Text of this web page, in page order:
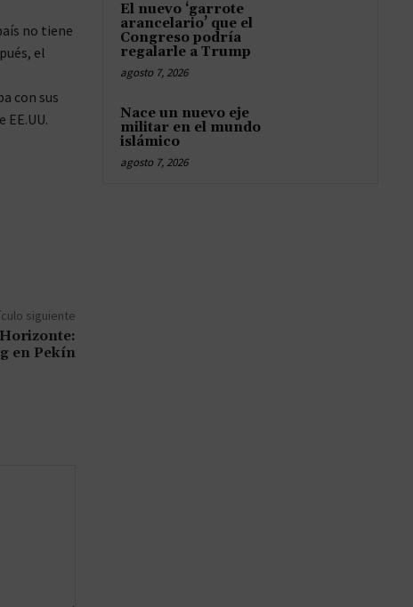
no tiene
el
con sus
siguiente
en Pekín
El nuevo ‘garrote
arancelario’ que el
Congreso podría
regalarle a Trump
agosto 7, 2026
Nace un nuevo eje
militar en el mundo
islámico
agosto 7, 2026